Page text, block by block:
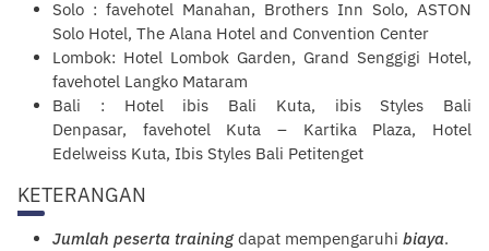
Solo : favehotel Manahan, Brothers Inn Solo, ASTON
Solo Hotel, The Alana Hotel and Convention Center
Lombok: Hotel Lombok Garden, Grand Senggigi Hotel,
favehotel Langko Mataram
Bali : Hotel ibis Bali Kuta, ibis Styles Bali
Denpasar, favehotel Kuta – Kartika Plaza, Hotel
Edelweiss Kuta, Ibis Styles Bali Petitenget
KETERANGAN
Jumlah peserta trainingdapat mempengaruhi biaya.